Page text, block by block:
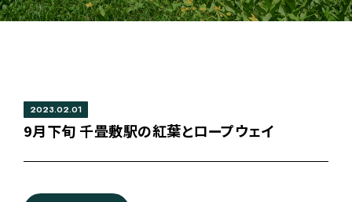
2023.02.01
9月下旬 千畳敷駅の紅葉とロープウェイ